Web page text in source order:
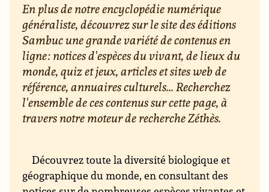
En plus de notre encyclopédie numérique
généraliste, découvrez sur le site des éditions
Sambuc une grande variété de contenus en
ligne : notices d'espèces du vivant, de lieux du
monde, quiz et jeux, articles et sites web de
référence, annuaires culturels... Recherchez
l'ensemble de ces contenus sur cette page, à
travers notre moteur de recherche Zéthès.
Découvrez toute la diversité biologique et
géographique du monde, en consultant des